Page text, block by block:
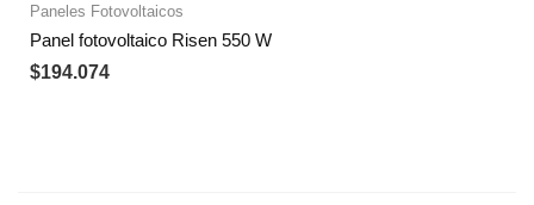
Paneles Fotovoltaicos
Panel fotovoltaico Risen 550 W
$194.074